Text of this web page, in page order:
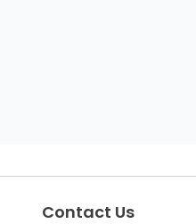
Contact Us